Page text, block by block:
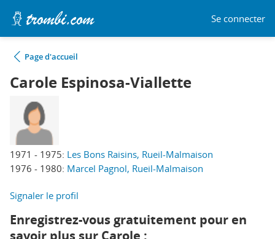
Se connecter
Page d'accueil
Carole Espinosa-Viallette
1971 - 1975: Les Bons Raisins, Rueil-Malmaison
1976 - 1980: Marcel Pagnol, Rueil-Malmaison
Signaler le profil
Enregistrez-vous gratuitement pour en
savoir plus sur Carole :